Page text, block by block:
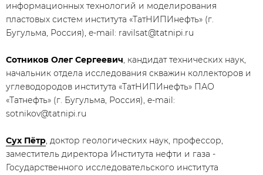
информационных технологий и моделирования
пластовых систем института «ТатНИПИнефть» (г.
Бугульма, Россия), e-mail: ravilsat@tatnipi.ru
Сотников Олег Сергеевич, кандидат технических наук,
начальник отдела исследования скважин коллекторов и
углеводородов института «ТатНИПИнефть» ПАО
«Татнефть» (г. Бугульма, Россия), e-mail:
sotnikov@tatnipi.ru
Сух Пётр, доктор геологических наук, профессор,
заместитель директора Института нефти и газа -
Государственного исследовательского института